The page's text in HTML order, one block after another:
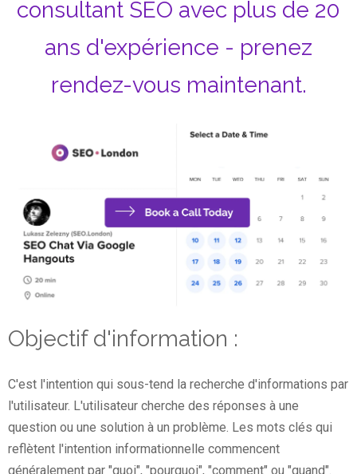
consultant SEO avec plus de 20
ans d'expérience - prenez
rendez-vous maintenant.
Objectif d'information :
C'est l'intention qui sous-tend la recherche d'informations par
l'utilisateur. L'utilisateur cherche des réponses à une
question ou une solution à un problème. Les mots clés qui
reflètent l'intention informationnelle commencent
généralement par "quoi", "pourquoi", "comment" ou "quand".